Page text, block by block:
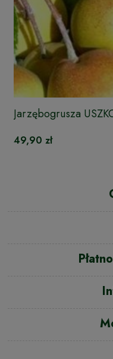
Jarzębogrusza
49,90 zł